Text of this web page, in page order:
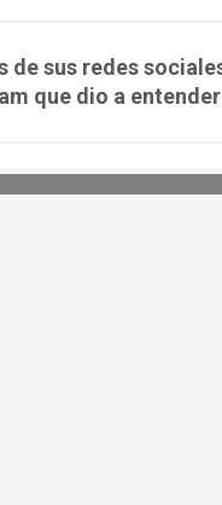
de sus redes
que dio a